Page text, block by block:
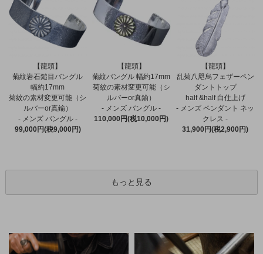
【龍頭】
菊紋岩石鎚目バングル
幅約17mm
菊紋の素材変更可能（シ
ルバーor真鍮）
- メンズ バングル -
99,000円(税9,000円)
【龍頭】
菊紋バングル 幅約17mm
菊紋の素材変更可能（シ
ルバーor真鍮）
- メンズ バングル -
110,000円(税10,000円)
【龍頭】
乱菊八咫烏フェザーペン
ダントトップ
half &half 白仕上げ
- メンズ ペンダント ネッ
クレス -
31,900円(税2,900円)
もっと見る